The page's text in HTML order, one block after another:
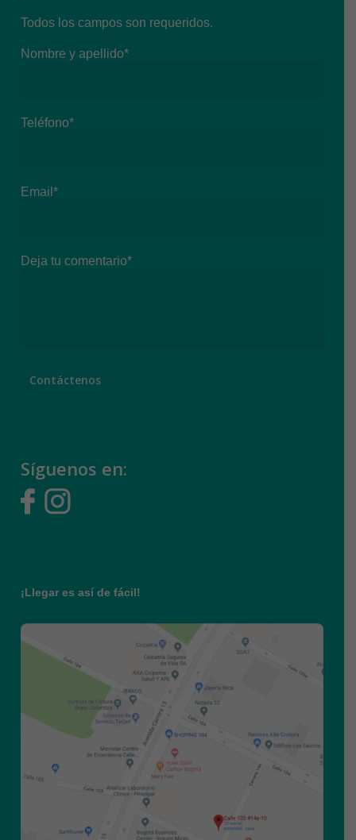
Todos los campos son requeridos.
Nombre y apellido*
Teléfono*
Email*
Deja tu comentario*
Síguenos en:
¡Llegar es así de fácil!